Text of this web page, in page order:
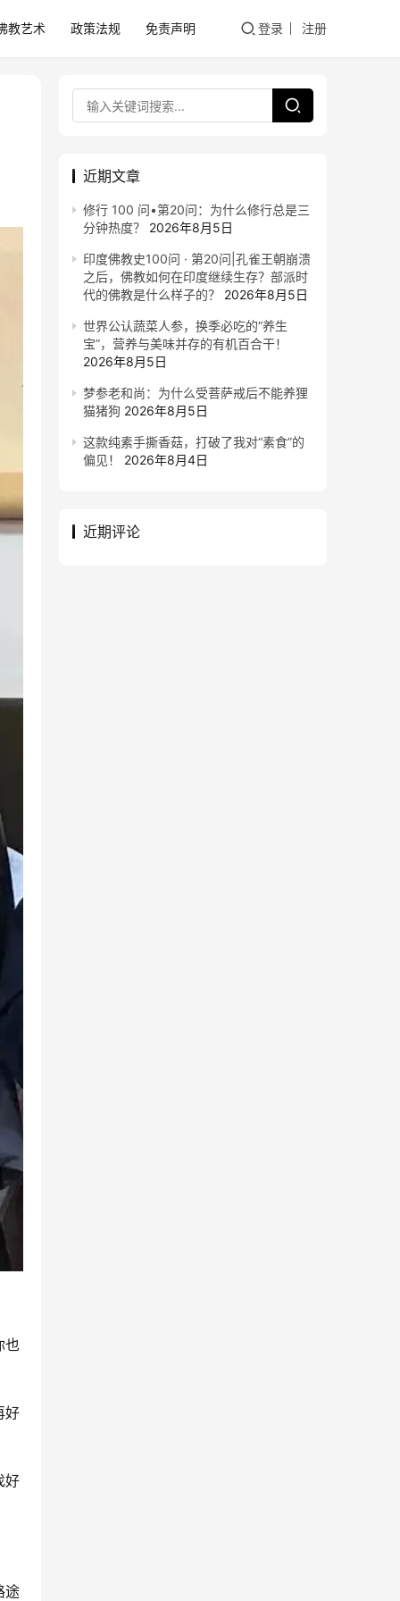
教艺术 政策法规 免责声明 登录 注册
也
好
好
途
近期文章
修行 100 问•第20问：为什么修行总是三
分钟热度？
2026年8月5日
印度佛教史100问 · 第20问|孔雀王朝崩溃
之后，佛教如何在印度继续生存？部派时
代的佛教是什么样子的？
2026年8月5日
世界公认蔬菜人参，换季必吃的“养生
宝”，营养与美味并存的有机百合干！
2026年8月5日
梦参老和尚：为什么受菩萨戒后不能养狸
猫猪狗 2026年8月5日
这款纯素手撕香菇，打破了我对“素食”的
偏见！
2026年8月4日
近期评论